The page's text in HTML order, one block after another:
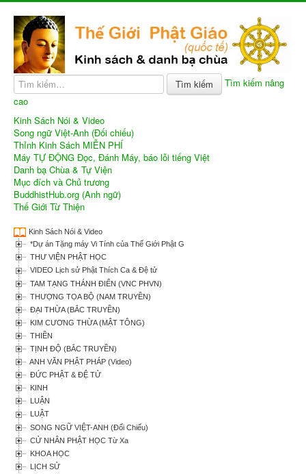
Tìm kiếm
Tìm kiếm nâng
cao
Kinh Sách Nói & Video
Song ngữ Việt-Anh (Đối chiếu)
Thỉnh Kinh Sách MIỄN PHÍ
Máy TỰ ĐỘNG Đọc, Đánh Máy, báo lỗi tiếng Việt
Danh bạ Chùa & Tự Viện
Mục đích và Chủ trương
BuddhistHub.org (Anh ngữ)
Thế Giới Từ Thiện
Kinh Sách Nói & Video
*Dự án Tặng máy Vi Tính của Thế Giới Phật Giáo
THƯ VIỆN PHẬT HỌC
VIDEO Lịch sử Phật Thích Ca & Đệ tử
TAM TẠNG THÁNH ĐIỂN (VNC PHVN)
THƯỢNG TỌA BỘ (NAM TRUYỀN)
ĐẠI THỪA (BẮC TRUYỀN)
KIM CƯƠNG THỪA (MẬT TÔNG)
THIỀN
TỊNH ĐỘ (BẮC TRUYỀN)
ANH VĂN PHẬT PHÁP (Video)
ĐỨC PHẬT & ĐỆ TỬ
KINH
LUẬN
LUẬT
SONG NGỮ VIỆT-ANH (Đối Chiếu)
CỬ NHÂN PHẬT HỌC Từ Xa
KHOA HỌC
LỊCH SỬ